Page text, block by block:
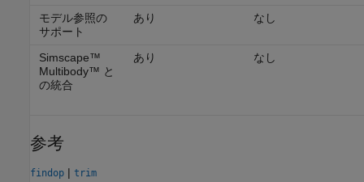
モデル参照の
サポート
あり なし
Simscape™
Multibody™ と
の統合
あり なし
参考
findop | trim